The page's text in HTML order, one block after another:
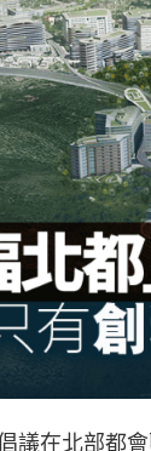
議在北部都